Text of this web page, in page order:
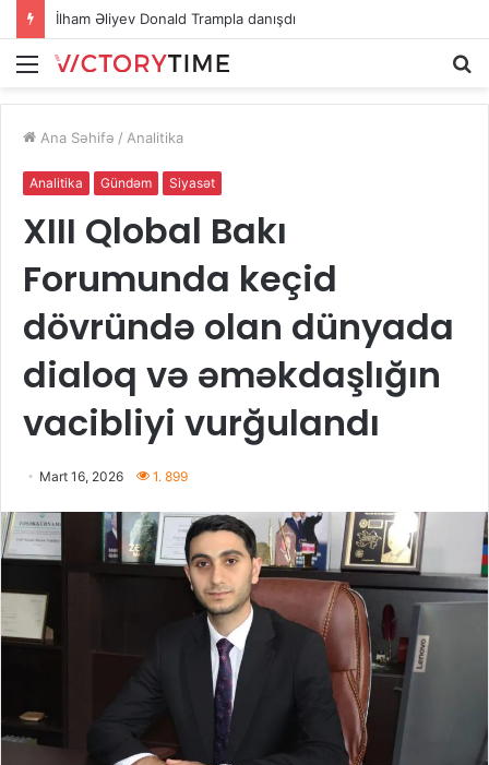
İlham Əliyev Donald Trampla danışdı
Menu
Ana Səhifə / Analitika
Analitika Gündəm Siyasət
XIII Qlobal Bakı
Forumunda keçid
dövründə olan dünyada
dialoq və əməkdaşlığın
vacibliyi vurğulandı
Mart 16, 2026 1. 899